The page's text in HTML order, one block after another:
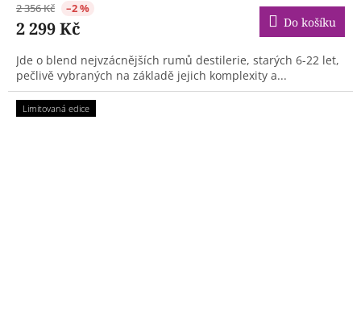
2 356 Kč –2 %
2 299 Kč Do košíku
Jde o blend nejvzácnějších rumů destilerie, starých 6-22 let,
pečlivě vybraných na základě jejich komplexity a...
Limitovaná edice